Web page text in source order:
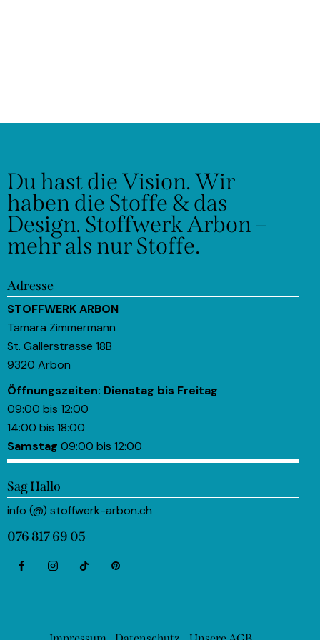
Du hast die Vision.Wir
haben die Stoffe & das
Design. Stoffwerk Arbon –
mehr als nur Stoffe.
Adresse
STOFFWERK ARBON
Tamara Zimmermann
St. Gallerstrasse 18B
9320 Arbon
Öffnungszeiten: Dienstag bis Freitag
09:00 bis 12:00
14:00 bis 18:00
Samstag 09:00 bis 12:00
Sag Hallo
info (@) stoffwerk-arbon.ch
076 817 69 05